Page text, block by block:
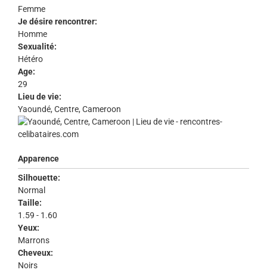
Femme
Je désire rencontrer:
Homme
Sexualité:
Hétéro
Age:
29
Lieu de vie:
Yaoundé, Centre, Cameroon
Apparence
Silhouette:
Normal
Taille:
1.59 - 1.60
Yeux:
Marrons
Cheveux:
Noirs